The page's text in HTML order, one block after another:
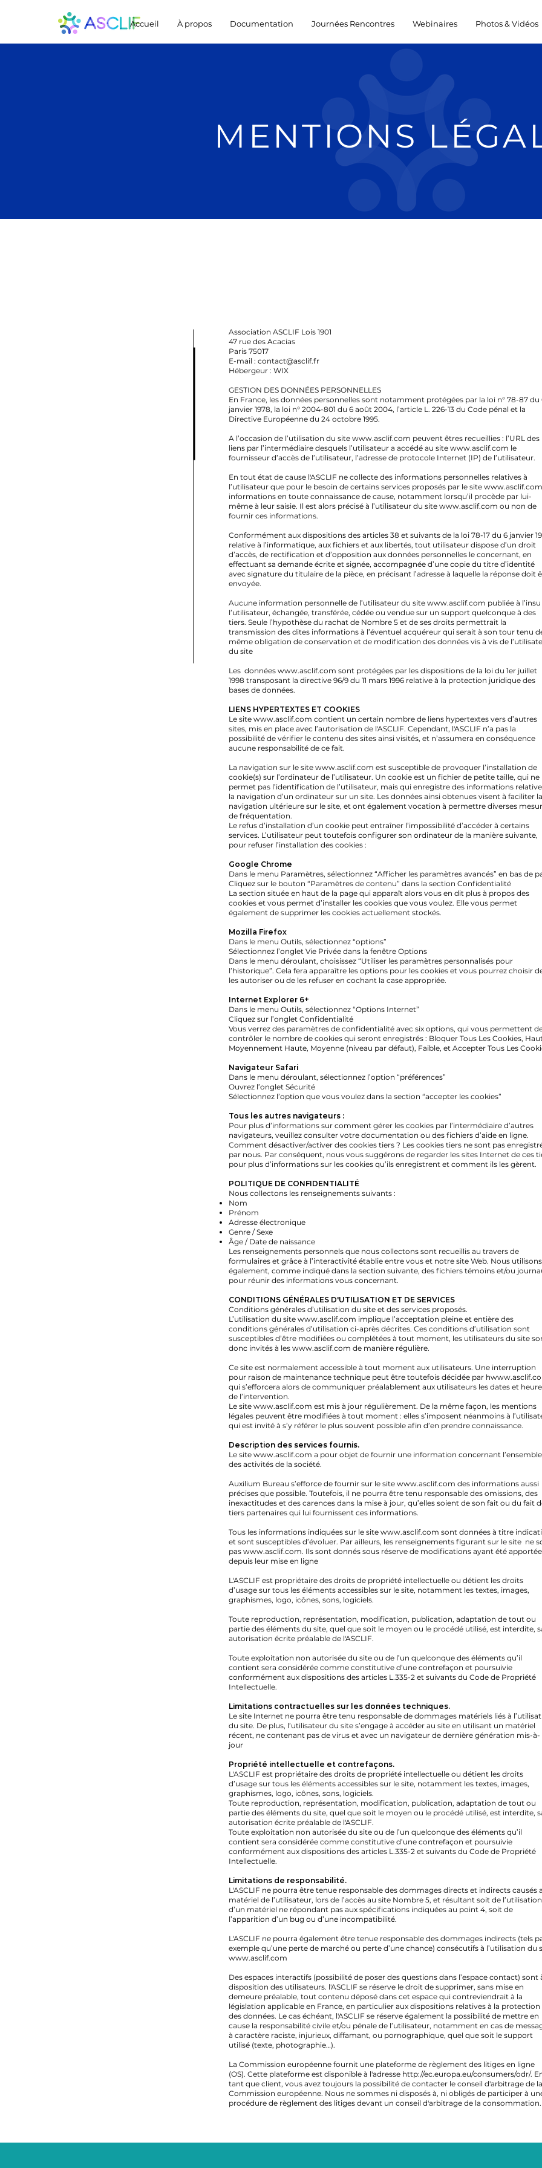
Accueil À propos Documentation Journées Rencontres Webinaires Photos & Vidéos
MENTIONS
Association ASCLIF Lois 1901
47 rue des Acacias
Paris 75017
E-mail : contact@asclif.fr
​Hébergeur : WIX ​
GESTION DES DONNÉES PERSONNELLES
En France, les données personnelles sont notamment protégées par la loi n° 78-87 du
janvier 1978, la loi n° 2004-801 du 6 août 2004, l’article L. 226-13 du Code pénal et la
Directive Européenne du 24 octobre 1995.
A l’occasion de l’utilisation du site www.asclif.com peuvent êtres recueillies : l’URL des
liens par l’intermédiaire desquels l’utilisateur a accédé au site www.asclif.com le
fournisseur d’accès de l’utilisateur, l’adresse de protocole Internet (IP) de l’utilisateur.
En tout état de cause l'ASCLIF ne collecte des informations personnelles relatives à
l’utilisateur que pour le besoin de certains services proposés par le site www.asclif.com
informations en toute connaissance de cause, notamment lorsqu’il procède par lui-
même à leur saisie. Il est alors précisé à l’utilisateur du site www.asclif.com ou non de
fournir ces informations.
Conformément aux dispositions des articles 38 et suivants de la loi 78-17 du 6 janvier
relative à l’informatique, aux fichiers et aux libertés, tout utilisateur dispose d’un droit
d’accès, de rectification et d’opposition aux données personnelles le concernant, en
effectuant sa demande écrite et signée, accompagnée d’une copie du titre d’identité
avec signature du titulaire de la pièce, en précisant l’adresse à laquelle la réponse doit
envoyée.
Aucune information personnelle de l’utilisateur du site www.asclif.com publiée à
l’utilisateur, échangée, transférée, cédée ou vendue sur un support quelconque à des
tiers. Seule l’hypothèse du rachat de Nombre 5 et de ses droits permettrait la
transmission des dites informations à l’éventuel acquéreur qui serait à son tour tenu
même obligation de conservation et de modification des données vis à vis de
du site
Les données www.asclif.com sont protégées par les dispositions de la loi du 1er juillet
1998 transposant la directive 96/9 du 11 mars 1996 relative à la protection juridique des
bases de données.
LIENS HYPERTEXTES ET COOKIES
Le site www.asclif.com contient un certain nombre de liens hypertextes vers d’autres
sites, mis en place avec l’autorisation de l'ASCLIF. Cependant, l'ASCLIF n’a pas la
possibilité de vérifier le contenu des sites ainsi visités, et n’assumera en conséquence
aucune responsabilité de ce fait.
La navigation sur le site www.asclif.com est susceptible de provoquer l’installation de
cookie(s) sur l’ordinateur de l’utilisateur. Un cookie est un fichier de petite taille, qui ne
permet pas l’identification de l’utilisateur, mais qui enregistre des informations
la navigation d’un ordinateur sur un site. Les données ainsi obtenues visent à faciliter la
navigation ultérieure sur le site, et ont également vocation à permettre diverses
de fréquentation.
Le refus d’installation d’un cookie peut entraîner l’impossibilité d’accéder à certains
services. L’utilisateur peut toutefois configurer son ordinateur de la manière suivante,
pour refuser l’installation des cookies :
Google Chrome
Dans le menu Paramètres, sélectionnez “Afficher les paramètres avancés” en bas de
Cliquez sur le bouton “Paramètres de contenu” dans la section Confidentialité
La section située en haut de la page qui apparaît alors vous en dit plus à propos des
cookies et vous permet d’installer les cookies que vous voulez. Elle vous permet
également de supprimer les cookies actuellement stockés.
Mozilla Firefox
Dans le menu Outils, sélectionnez “options”
Sélectionnez l’onglet Vie Privée dans la fenêtre Options
Dans le menu déroulant, choisissez “Utiliser les paramètres personnalisés pour
l’historique”. Cela fera apparaître les options pour les cookies et vous pourrez choisir
les autoriser ou de les refuser en cochant la case appropriée.
Internet Explorer 6+
Dans le menu Outils, sélectionnez “Options Internet”
Cliquez sur l’onglet Confidentialité
Vous verrez des paramètres de confidentialité avec six options, qui vous permettent
contrôler le nombre de cookies qui seront enregistrés : Bloquer Tous Les Cookies,
Moyennement Haute, Moyenne (niveau par défaut), Faible, et Accepter Tous Les
Navigateur Safari
Dans le menu déroulant, sélectionnez l’option “préférences”
Ouvrez l’onglet Sécurité
Sélectionnez l’option que vous voulez dans la section “accepter les cookies”
Tous les autres navigateurs :
Pour plus d’informations sur comment gérer les cookies par l’intermédiaire d’autres
navigateurs, veuillez consulter votre documentation ou des fichiers d’aide en ligne.
Comment désactiver/activer des cookies tiers ? Les cookies tiers ne sont pas
par nous. Par conséquent, nous vous suggérons de regarder les sites Internet de ces
pour plus d’informations sur les cookies qu’ils enregistrent et comment ils les gèrent.
POLITIQUE DE CONFIDENTIALITÉ
Nous collectons les renseignements suivants :
Nom
Prénom
Adresse électronique
Genre / Sexe
Âge / Date de naissance
Les renseignements personnels que nous collectons sont recueillis au travers de
formulaires et grâce à l’interactivité établie entre vous et notre site Web. Nous utilisons
également, comme indiqué dans la section suivante, des fichiers témoins et/ou
pour réunir des informations vous concernant.
CONDITIONS GÉNÉRALES D'UTILISATION ET DE SERVICES
Conditions générales d’utilisation du site et des services proposés.
L’utilisation du site www.asclif.com implique l’acceptation pleine et entière des
conditions générales d’utilisation ci-après décrites. Ces conditions d’utilisation sont
susceptibles d’être modifiées ou complétées à tout moment, les utilisateurs du site
donc invités à les www.asclif.com de manière régulière.
Ce site est normalement accessible à tout moment aux utilisateurs. Une interruption
pour raison de maintenance technique peut être toutefois décidée par h
qui s’efforcera alors de communiquer préalablement aux utilisateurs les dates et
de l’intervention.
Le site www.asclif.com est mis à jour régulièrement. De la même façon, les mentions
légales peuvent être modifiées à tout moment : elles s’imposent néanmoins à
qui est invité à s’y référer le plus souvent possible afin d’en prendre connaissance.
Description des services fournis.
Le site www.asclif.com a pour objet de fournir une information concernant l’ensemble
des activités de la société.
Auxilium Bureau s’efforce de fournir sur le site www.asclif.com des informations aussi
précises que possible. Toutefois, il ne pourra être tenu responsable des omissions, des
inexactitudes et des carences dans la mise à jour, qu’elles soient de son fait ou du fait
tiers partenaires qui lui fournissent ces informations.
Tous les informations indiquées sur le site www.asclif.com sont données à titre
et sont susceptibles d’évoluer. Par ailleurs, les renseignements figurant sur le site ne
pas www.asclif.com. Ils sont donnés sous réserve de modifications ayant été
depuis leur mise en ligne
L'ASCLIF est propriétaire des droits de propriété intellectuelle ou détient les droits
d’usage sur tous les éléments accessibles sur le site, notamment les textes, images,
graphismes, logo, icônes, sons, logiciels.
Toute reproduction, représentation, modification, publication, adaptation de tout ou
partie des éléments du site, quel que soit le moyen ou le procédé utilisé, est interdite,
autorisation écrite préalable de l'ASCLIF.
Toute exploitation non autorisée du site ou de l’un quelconque des éléments qu’il
contient sera considérée comme constitutive d’une contrefaçon et poursuivie
conformément aux dispositions des articles L.335-2 et suivants du Code de Propriété
Intellectuelle.
Limitations contractuelles sur les données techniques.
Le site Internet ne pourra être tenu responsable de dommages matériels liés à
du site. De plus, l’utilisateur du site s’engage à accéder au site en utilisant un matériel
récent, ne contenant pas de virus et avec un navigateur de dernière génération mis-à-
jour
Propriété intellectuelle et contrefaçons.
L'ASCLIF est propriétaire des droits de propriété intellectuelle ou détient les droits
d’usage sur tous les éléments accessibles sur le site, notamment les textes, images,
graphismes, logo, icônes, sons, logiciels.
Toute reproduction, représentation, modification, publication, adaptation de tout ou
partie des éléments du site, quel que soit le moyen ou le procédé utilisé, est interdite,
autorisation écrite préalable de l'ASCLIF.
Toute exploitation non autorisée du site ou de l’un quelconque des éléments qu’il
contient sera considérée comme constitutive d’une contrefaçon et poursuivie
conformément aux dispositions des articles L.335-2 et suivants du Code de Propriété
Intellectuelle.
Limitations de responsabilité.
L'ASCLIF ne pourra être tenue responsable des dommages directs et indirects causés
matériel de l’utilisateur, lors de l’accès au site Nombre 5, et résultant soit de l’utilisation
d’un matériel ne répondant pas aux spécifications indiquées au point 4, soit de
l’apparition d’un bug ou d’une incompatibilité.
L'ASCLIF ne pourra également être tenue responsable des dommages indirects (tels
exemple qu’une perte de marché ou perte d’une chance) consécutifs à l’utilisation du
www.asclif.com
Des espaces interactifs (possibilité de poser des questions dans l’espace contact) sont
disposition des utilisateurs. l'ASCLIF se réserve le droit de supprimer, sans mise en
demeure préalable, tout contenu déposé dans cet espace qui contreviendrait à la
législation applicable en France, en particulier aux dispositions relatives à la protection
des données. Le cas échéant, l'ASCLIF se réserve également la possibilité de mettre en
cause la responsabilité civile et/ou pénale de l’utilisateur, notamment en cas de
à caractère raciste, injurieux, diffamant, ou pornographique, quel que soit le support
utilisé (texte, photographie…).
La Commission européenne fournit une plateforme de règlement des litiges en ligne
(OS). Cette plateforme est disponible à l'adresse http://ec.europa.eu/consumers/odr/.
tant que client, vous avez toujours la possibilité de contacter le conseil d'arbitrage de la
Commission européenne. Nous ne sommes ni disposés à, ni obligés de participer à
procédure de règlement des litiges devant un conseil d'arbitrage de la consommation.